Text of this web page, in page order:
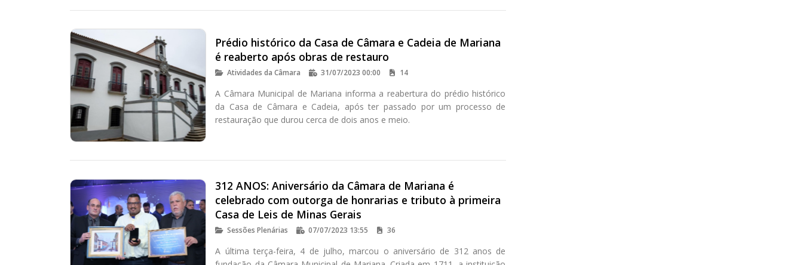
Prédio histórico da Casa de Câmara e Cadeia de Mariana
é reaberto após obras de restauro
Atividades da Câmara 31/07/2023 00:00 14
A Câmara Municipal de Mariana informa a reabertura do prédio histórico
da Casa de Câmara e Cadeia, após ter passado por um processo de
restauração que durou cerca de dois anos e meio.
312 ANOS: Aniversário da Câmara de Mariana é
celebrado com outorga de honrarias e tributo à primeira
Casa de Leis de Minas Gerais
Sessões Plenárias 07/07/2023 13:55 36
A última terça-feira, 4 de julho, marcou o aniversário de 312 anos de